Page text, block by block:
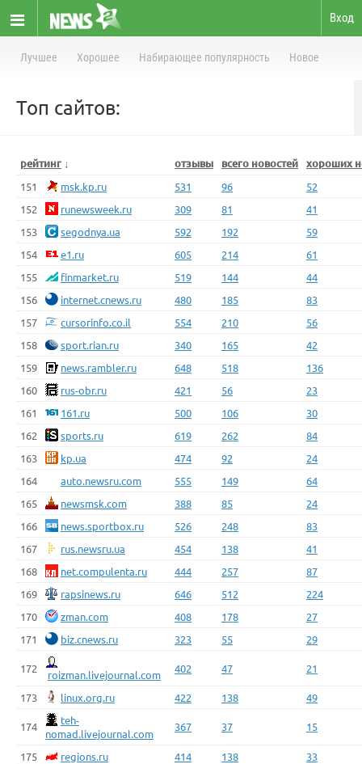
Вход
Лучшее Хорошее Набирающее популярность Новое
Топ сайтов:
рейтинг ↓ отзывы всего новостей хороших
151 msk.kp.ru 531 96
52
152
runewsweek.ru 309 81
41
153
segodnya.ua 592 192
59
154
e1.ru 605 214
61
155
finmarket.ru 519 144
44
156
internet.cnews.ru 480 185
83
157
cursorinfo.co.il 554 210
56
158
sport.rian.ru 340 165
42
159
news.rambler.ru 648 518
136
160
rus-obr.ru 421 56
23
161
161.ru 500 106
30
162
sports.ru 619 262
84
163
kp.ua 474 92
24
164
auto.newsru.com 555 149
64
165
newsmsk.com 388 85
24
166
news.sportbox.ru 526 248
83
167
rus.newsru.ua 454 138
41
168
net.compulenta.ru 444 257
87
169
rapsinews.ru 646 512
224
170
zman.com 408 178
27
171
biz.cnews.ru 323 55 29
172 roizman.livejournal.com 402 47 21
173 linux.org.ru 422 138 49
174
teh-
nomad.livejournal.com
367 37 15
175 regions.ru 414 138
33